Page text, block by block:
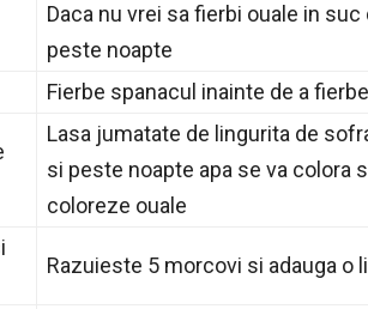
Daca nu vrei sa fierbi ouale in
peste noapte
Fierbe spanacul inainte de a
Lasa jumatate de lingurita de
si peste noapte apa se va colora
coloreze ouale
Razuieste 5 morcovi si adauga o